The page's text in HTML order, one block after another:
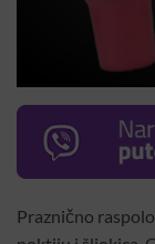
Praznično